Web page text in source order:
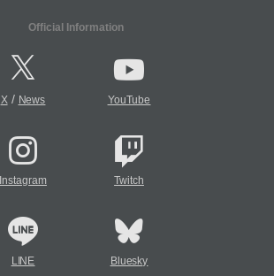
Official Information
X/ News YouTube
Instagram Twitch
LINE Bluesky